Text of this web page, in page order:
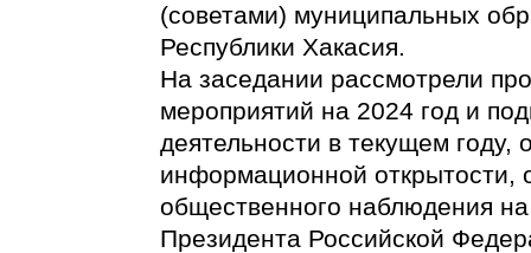
(советами) муниципальных
Республики Хакасия.
На заседании рассмотрели
мероприятий на 2024 год и
деятельности в текущем году,
информационной открытости,
общественного наблюдения
Президента Российской